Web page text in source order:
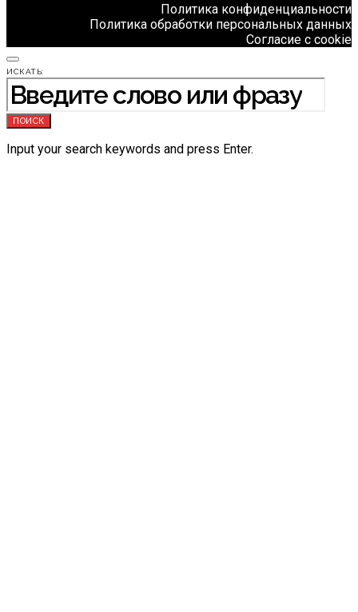
Политика конфиденциальности
Политика обработки персональных данных
Согласие с cookie
ИСКАТЬ:
ПОИСК
Input your search keywords and press Enter.